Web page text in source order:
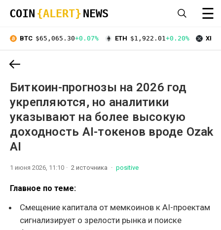
COIN {ALERT} NEWS ☰
BTC $65,065.30+0.07% ETH $1,922.01+0.20% XRP
Биткоин-прогнозы на 2026 год
укрепляются, но аналитики
указывают на более высокую
доходность AI-токенов вроде Ozak
AI
1 июня 2026, 11:10 2 источника positive
Главное по теме:
Смещение капитала от мемкоинов к AI-проектам
сигнализирует о зрелости рынка и поиске